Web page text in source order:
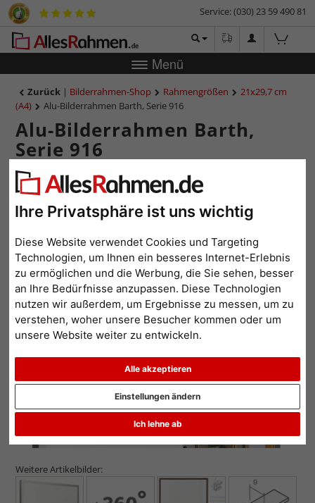
Ihre Privatsphäre ist uns wichtig
Diese Website verwendet Cookies und Targeting
Technologien, um Ihnen ein besseres Internet-Erlebnis
zu ermöglichen und die Werbung, die Sie sehen, besser
an Ihre Bedürfnisse anzupassen. Diese Technologien
nutzen wir außerdem, um Ergebnisse zu messen, um zu
verstehen, woher unsere Besucher kommen oder um
unsere Website weiter zu entwickeln.
Alle akzeptieren
Ich lehne ab
Einstellungen ändern
Service: (030) 23 59 490 81
Menü
Zurück | Bilderrahmen-Shop Rahmengrößen
21x29,7 cm
(A4)
Alu-Bilderrahmen Barth, Serie 916
Alu-Bilderrahmen Barth,
Serie 916
Zurück
Weitere Artikelbilder: